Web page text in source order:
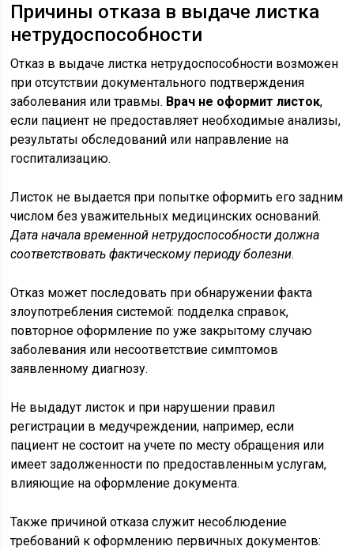
Причины отказа в выдаче листка
нетрудоспособности
Отказ в выдаче листка нетрудоспособности возможен
при отсутствии документального подтверждения
заболевания или травмы. Врач не оформит листок,
если пациент не предоставляет необходимые анализы,
результаты обследований или направление на
госпитализацию.
Листок не выдается при попытке оформить его задним
числом без уважительных медицинских оснований.
Дата начала временной нетрудоспособности должна
соответствовать фактическому периоду болезни.
Отказ может последовать при обнаружении факта
злоупотребления системой: подделка справок,
повторное оформление по уже закрытому случаю
заболевания или несоответствие симптомов
заявленному диагнозу.
Не выдадут листок и при нарушении правил
регистрации в медучреждении, например, если
пациент не состоит на учете по месту обращения или
имеет задолженности по предоставленным услугам,
влияющие на оформление документа.
Также причиной отказа служит несоблюдение
требований к оформлению первичных документов: